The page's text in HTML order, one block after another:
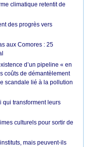
climatique retentit de
des progrès vers
aux Comores : 25
d’un pipeline « en
coûts de démantèlement
scandale lié à la pollution
qui transforment leurs
culturels pour sortir de
mais peuvent-ils